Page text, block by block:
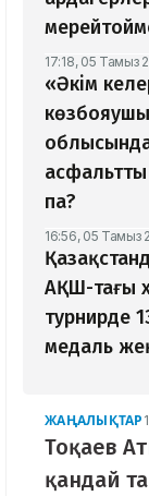
17:18, 05 Тамыз
«Әкім
па?
16:56, 05 Тамыз
АҚШ-тағы
турнирде
медаль
ЖАҢАЛЫҚТАР
Тоқаев
қандай